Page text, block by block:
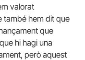
valorat
també hem dit que
que
hi hagi una
però aquest